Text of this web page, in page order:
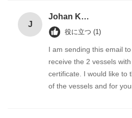
J
Johan KAES
役に立つ (1)
I am sending this email
receive the 2 vessels
certificate. I would like to
of the vessels and for